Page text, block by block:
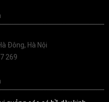
Đông, Hà Nội
269